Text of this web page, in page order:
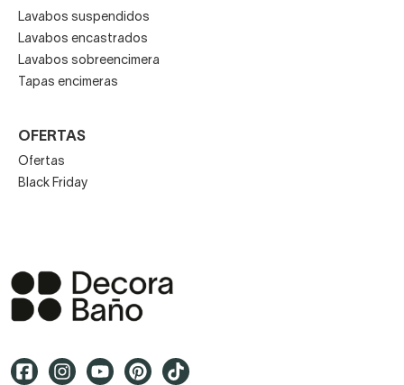
Lavabos suspendidos
Lavabos encastrados
Lavabos sobreencimera
Tapas encimeras
OFERTAS
Ofertas
Black Friday